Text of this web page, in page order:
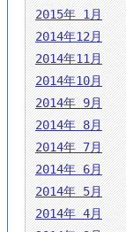
2015年 1月
2014年12月
2014年11月
2014年10月
2014年 9月
2014年 8月
2014年 7月
2014年 6月
2014年 5月
2014年 4月